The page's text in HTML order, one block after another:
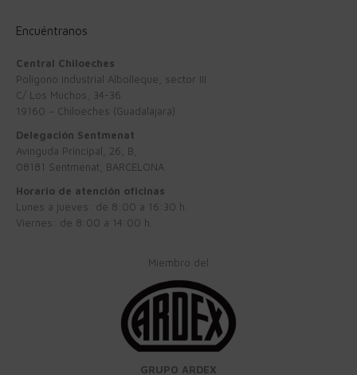
Encuéntranos
Central Chiloeches
Polígono industrial Albolleque, sector III
C/ Los Muchos, 34-36
19160 – Chiloeches (Guadalajara)
Delegación Sentmenat
Avinguda Principal, 26, B,
08181 Sentmenat, BARCELONA
Horario de atención oficinas
Lunes a jueves: de 8:00 a 16:30 h.
Viernes: de 8:00 a 14:00 h.
Miembro del
GRUPO ARDEX